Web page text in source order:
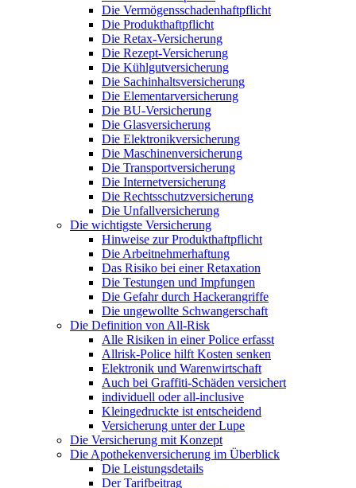
Die Vermögensschadenhaftpflicht
Die Produkthaftpflicht
Die Retax-Versicherung
Die Rezept-Versicherung
Die Kühlgutversicherung
Die Sachinhaltsversicherung
Die Elementarversicherung
Die BU-Versicherung
Die Glasversicherung
Die Elektronikversicherung
Die Maschinenversicherung
Die Transportversicherung
Die Internetversicherung
Die Rechtsschutzversicherung
Die Unfallversicherung
Die wichtigste Versicherung
Hinweise zur Produkthaftpflicht
Die Arbeitnehmerhaftung
Das Risiko bei einer Retaxation
Die Testungen und Impfungen
Die Gefahr durch Hackerangriffe
Die ungewollte Schwangerschaft
Die Definition von All-Risk
Alle Risiken in einer Police erfasst
Allrisk-Police hilft Kosten senken
Elektronik und Warenwirtschaft
Auch bei Graffiti-Schäden versichert
individuell oder all-inclusive
Kleingedruckte ist entscheidend
Versicherung unter der Lupe
Die Versicherung mit Konzept
Die Apothekenversicherung im Überblick
Die Leistungsdetails
Der Tarifbeitrag